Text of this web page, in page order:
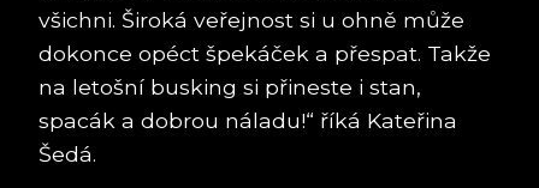
všichni. Široká veřejnost si u ohně může
dokonce opéct špekáček a přespat. Takže
na letošní busking si přineste i stan,
spacák a dobrou náladu!“ říká Kateřina
Šedá.